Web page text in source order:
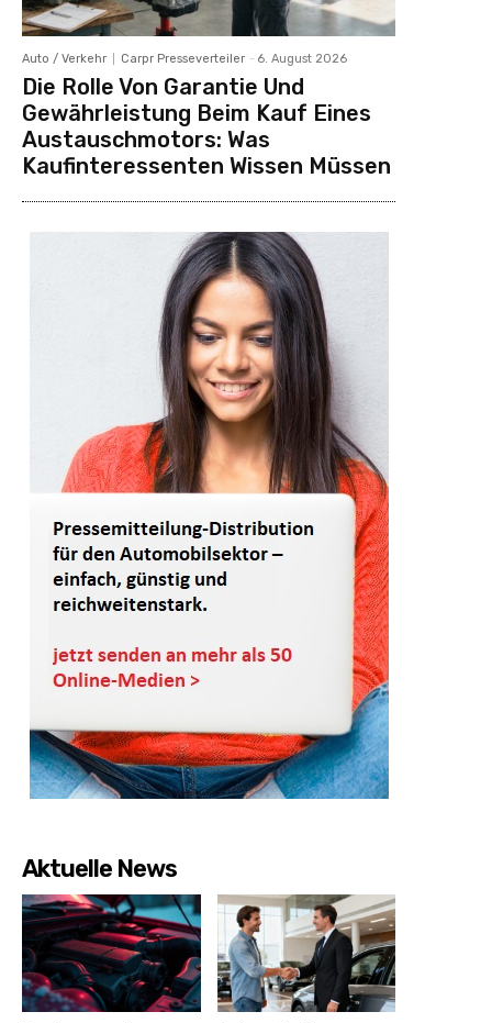
Auto / Verkehr Carpr Presseverteiler - 6. August 2026
Die Rolle Von Garantie Und
Gewährleistung Beim Kauf Eines
Austauschmotors: Was
Kaufinteressenten Wissen Müssen
Aktuelle News